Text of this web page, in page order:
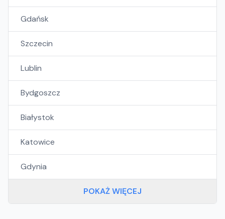
Gdańsk
Szczecin
Lublin
Bydgoszcz
Białystok
Katowice
Gdynia
POKAŻ WIĘCEJ